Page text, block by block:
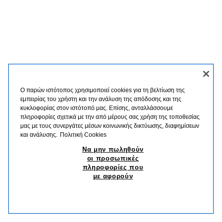
Ο παρών ιστότοπος χρησιμοποιεί cookies για τη βελτίωση της
εμπειρίας του χρήστη και την ανάλυση της απόδοσης και της
κυκλοφορίας στον ιστότοπό μας. Επίσης, ανταλλάσσουμε
πληροφορίες σχετικά με την από μέρους σας χρήση της τοποθεσίας
μας με τους συνεργάτες μέσων κοινωνικής δικτύωσης, διαφημίσεων
και ανάλυσης. Πολιτική Cookies
Να μην πωληθούν
οι προσωπικές
πληροφορίες που
με αφορούν